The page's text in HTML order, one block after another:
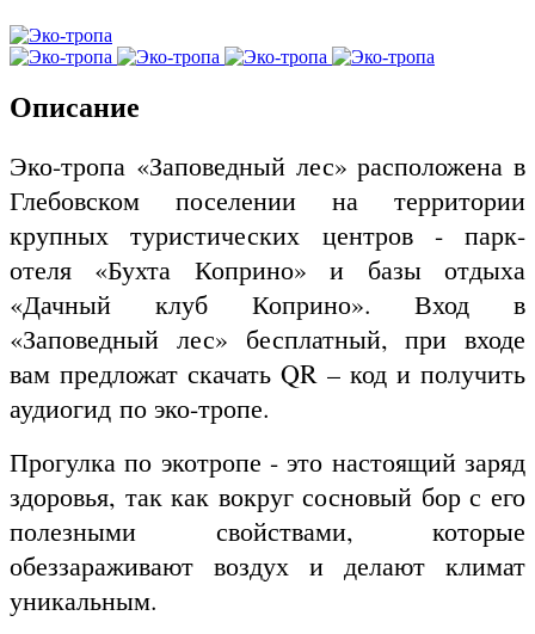
Описание
Эко-тропа «Заповедный лес» расположена в
Глебовском поселении на территории
крупных туристических центров - парк-
отеля «Бухта Коприно» и базы отдыха
«Дачный клуб Коприно». Вход в
«Заповедный лес» бесплатный, при входе
вам предложат скачать QR – код и получить
аудиогид по эко-тропе.
Прогулка по экотропе - это настоящий заряд
здоровья, так как вокруг сосновый бор с его
полезными свойствами, которые
обеззараживают воздух и делают климат
уникальным.